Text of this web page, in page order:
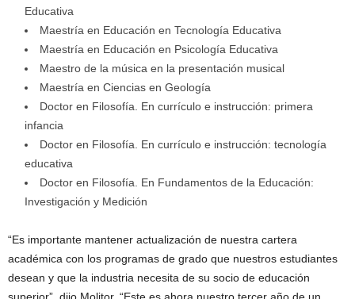
Educativa
Maestría en Educación en Tecnología Educativa
Maestría en Educación en Psicología Educativa
Maestro de la música en la presentación musical
Maestría en Ciencias en Geología
Doctor en Filosofía. En currículo e instrucción: primera
infancia
Doctor en Filosofía. En currículo e instrucción: tecnología
educativa
Doctor en Filosofía. En Fundamentos de la Educación:
Investigación y Medición
“Es importante mantener actualización de nuestra cartera
académica con los programas de grado que nuestros estudiantes
desean y que la industria necesita de su socio de educación